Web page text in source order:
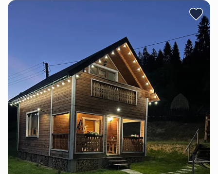
Також для гостей доступні справжній великий чан та
сауна на дровах з окремою кімнатою відпочинку.
Гостюючи у нас, ви можете піднятися на гору
Парашку, покататися на лижах (неподалік працюють
витяги), пройтися екостежками Сколівських
Бескидів, відвідати водоспад Кам’янка та музей
«Сколівщина».